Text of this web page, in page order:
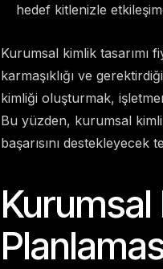
hedef kitlenizle
Kurumsal kimlik tasarımı
karmaşıklığı ve
kimliği oluşturmak,
Bu yüzden, kurumsal
başarısını destekleyecek
Kurumsal